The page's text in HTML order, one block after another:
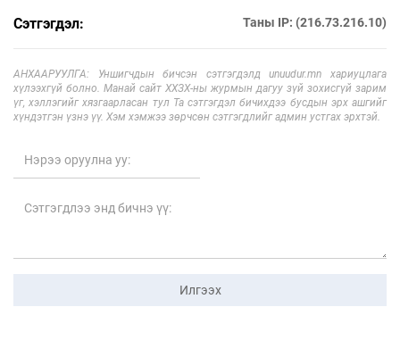
Сэтгэгдэл: Таны IP: (216.73.216.10)
АНХААРУУЛГА: Уншигчдын бичсэн сэтгэгдэлд unuudur.mn хариуцлага
хүлээхгүй болно. Манай сайт ХХЗХ-ны журмын дагуу зүй зохисгүй зарим
үг, хэллэгийг хязгаарласан тул Та сэтгэгдэл бичихдээ бусдын эрх ашгийг
хүндэтгэн үзнэ үү. Хэм хэмжээ зөрчсөн сэтгэгдлийг админ устгах эрхтэй.
Илгээх